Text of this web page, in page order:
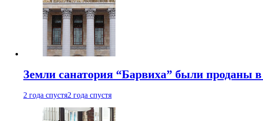
Земли санатория “Барвиха” были проданы
2 года спустя2 года спустя